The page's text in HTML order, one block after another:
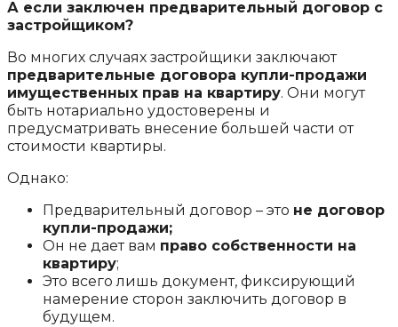
А если заключен предварительный договор с
застройщиком?
Во многих случаях застройщики заключают
предварительные договора купли-продажи
имущественных прав на квартиру. Они могут
быть нотариально удостоверены и
предусматривать внесение большей части от
стоимости квартиры.
Однако:
Предварительный договор – это не договор
купли-продажи;
Он не дает вам право собственности на
квартиру;
Это всего лишь документ, фиксирующий
намерение сторон заключить договор в
будущем.